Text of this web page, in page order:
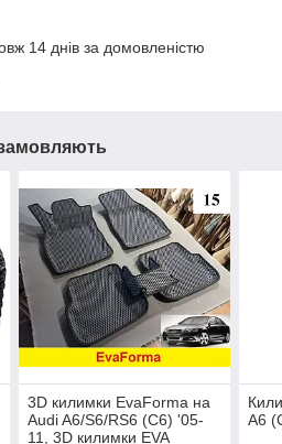
14 днів за домовленістю
3D килимки EvaForma на
Audi A6/S6/RS6 (C6) '05-
11, 3D килимки EVA
A6